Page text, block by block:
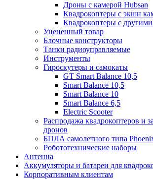
Дроны с камерой Hubsan
Квадрокоптеры с экшн
Квадрокоптеры с
Уцененный товар
Блочные конструкторы
Танки радиоуправляемые
Инструменты
Гироскутеры и самокаты
GT Smart Balance 10,5
Smart Balance 10,5
Smart Balance 10
Smart Balance 6,5
Electric Scooter
Распродажа квадрокоптеров и
дронов
БПЛА самолетного типа
Робототехнические наборы
Антенна
Аккумуляторы и батареи для
Корпоративным клиентам